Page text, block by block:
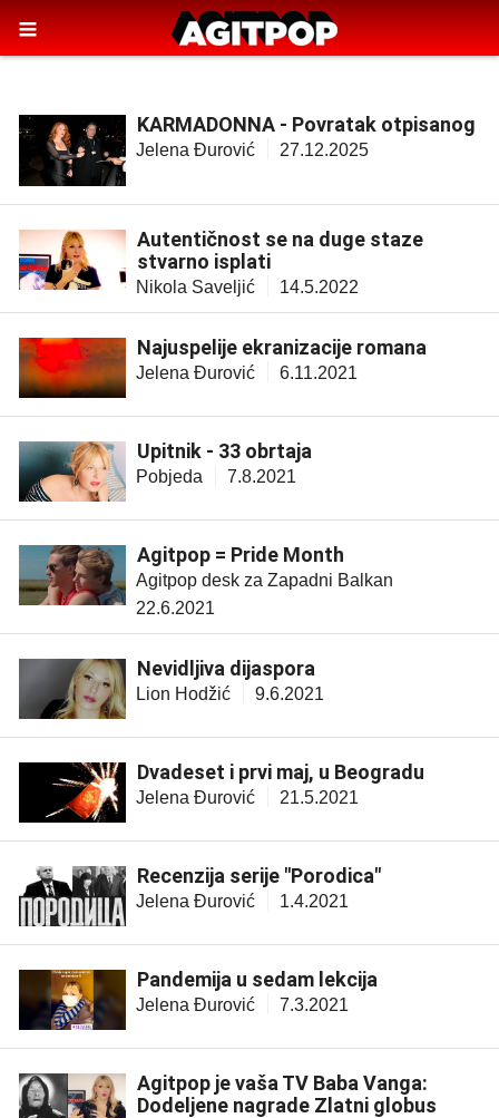
KARMADONNA - Povratak otpisanog
Jelena Đurović 27.12.2025
Autentičnost se na duge staze
stvarno isplati
Nikola Saveljić 14.5.2022
Najuspelije ekranizacije romana
Jelena Đurović 6.11.2021
Upitnik - 33 obrtaja
Pobjeda 7.8.2021
Agitpop = Pride Month
Agitpop desk za Zapadni Balkan
22.6.2021
Nevidljiva dijaspora
Lion Hodžić 9.6.2021
Dvadeset i prvi maj, u Beogradu
Jelena Đurović 21.5.2021
Recenzija serije "Porodica"
Jelena Đurović 1.4.2021
Pandemija u sedam lekcija
Jelena Đurović 7.3.2021
Agitpop je vaša TV Baba Vanga:
Dodeljene nagrade Zlatni globus